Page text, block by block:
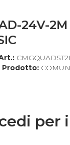
24V-
Prodotto:
per